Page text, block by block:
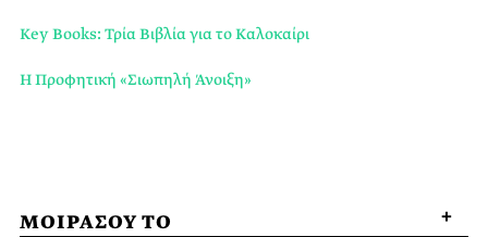
Key Books: Τρία Βιβλία για το Καλοκαίρι
Η Προφητική «Σιωπηλή Άνοιξη»
ΜΟΙΡΑΣΟΥ ΤΟ